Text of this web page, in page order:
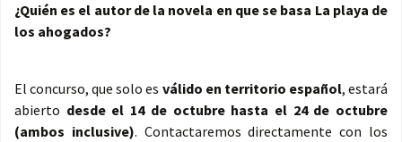
¿Quién es el autor de la novela en que se basa La playa de
los ahogados?
El concurso, que solo es válido en territorio español, estará
abierto desde el 14 de octubre hasta el 24 de octubre
(ambos inclusive). Contactaremos directamente con los